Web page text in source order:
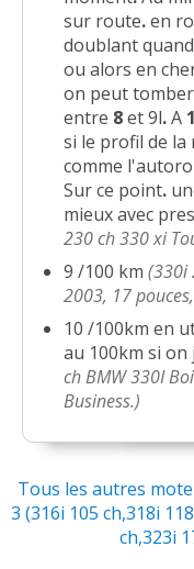
sur route. en
doublant
ou alors en
on peut
entre 8et 9l. A
si le profil de
comme
Sur ce point.
mieux avec
230 ch 330 xi
9 /100 km(330i
2003, 17
10 /100km en
au 100km si on
ch BMW 330I
Business.)
Tous les autres
3 (316i 105 ch,318i
ch,323i